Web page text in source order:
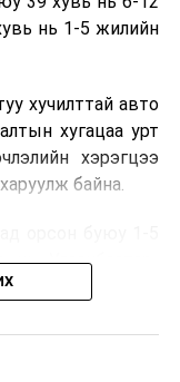
нь 1-5 жилийн
хучилттай авто
хугацаа урт
хэрэгцээ
байна.
Улаанбаатар-
Мандалговь-
төвүүдийг